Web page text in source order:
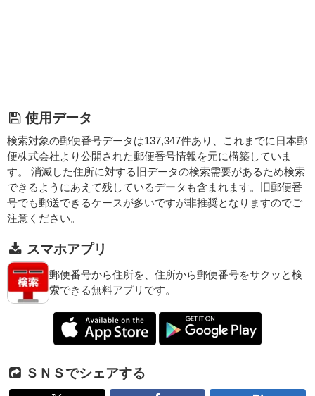
使用データ
検索対象の郵便番号データは137,347件あり、これまでに日本郵
便株式会社より公開された郵便番号情報を元に構築していま
す。 消滅した住所に対する旧データの検索需要があるため検索
できるようにあえて残しているデータも含まれます。旧郵便番
号でも郵送できるケースが多いですが非推奨となりますのでご
注意ください。
スマホアプリ
郵便番号から住所を、住所から郵便番号をサクッと検
索できる無料アプリです。
ＳＮＳでシェアする